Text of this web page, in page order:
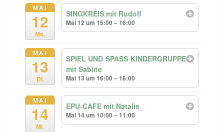
MAI
12
Mo.
SINGKREIS mit Rudolf
Mai 12 um 15:00 – 16:00
MAI
13
Di.
SPIEL UND SPASS KINDERGRUPPE
mit Sabine
Mai 13 um 16:00 – 18:00
MAI
14
Mi.
EPU-CAFE mit Natalie
Mai 14 um 10:00 – 11:00